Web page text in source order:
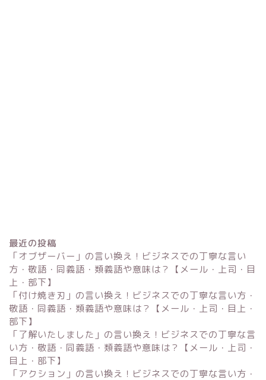
最近の投稿
「オブザーバー」の言い換え！ビジネスでの丁寧な言い
方・敬語・同義語・類義語や意味は？【メール・上司・目
上・部下】
「付け焼き刃」の言い換え！ビジネスでの丁寧な言い方・
敬語・同義語・類義語や意味は？【メール・上司・目上・
部下】
「了解いたしました」の言い換え！ビジネスでの丁寧な言
い方・敬語・同義語・類義語や意味は？【メール・上司・
目上・部下】
「アクション」の言い換え！ビジネスでの丁寧な言い方・
Excel
単位変換・換算
科学・計算関連